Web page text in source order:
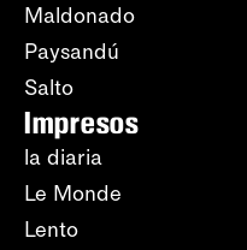
Maldonado
Paysandú
Salto
Impresos
la diaria
Le Monde
Lento